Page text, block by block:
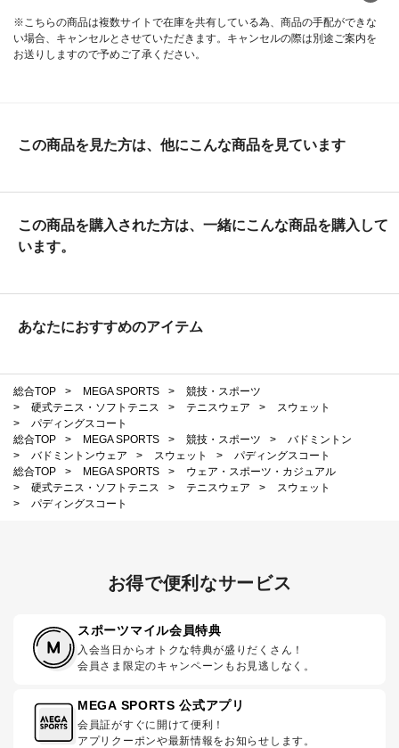
※こちらの商品は複数サイトで在庫を共有している為、商品の手配ができな
い場合、キャンセルとさせていただきます。キャンセルの際は別途ご案内を
お送りしますので予めご了承ください。
この商品を見た方は、他にこんな商品を見ています
この商品を購入された方は、一緒にこんな商品を購入して
います。
あなたにおすすめのアイテム
総合TOP > MEGA SPORTS >
競技・スポーツ
>
硬式テニス・ソフトテニス > テニスウェア >
スウェット
>
パディングスコート
総合TOP
> MEGA SPORTS > 競技・スポーツ >
バドミントン
>
バドミントンウェア > スウェット >
パディングスコート
総合TOP
> MEGA SPORTS >
ウェア・スポーツ・カジュアル
>
硬式テニス・ソフトテニス > テニスウェア >
スウェット
>
パディングスコート
お得で便利なサービス
スポーツマイル会員特典
入会当日からオトクな特典が盛りだくさん！
会員さま限定のキャンペーンもお見逃しなく。
MEGA SPORTS 公式アプリ
会員証がすぐに開けて便利！
アプリクーポンや最新情報をお知らせします。